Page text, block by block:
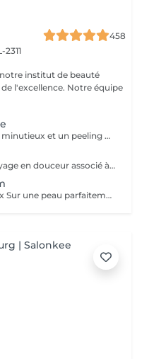
458
institut de beauté
Notre équipe
Phase 1 : Révélation Un nettoyage minutieux et un peeling doux libèrent la peau des impuretés, cellules mortes et excès de sébum. La peau respire à nouveau et retrouve sa douceur naturelle. Phase 2 : Purification & Hydratation La technologie brevetée Vortex-Fusion® aspire délicatement les impuretés tout en infusant des actifs hydratants puissants. Les pores sont nettoyés, la peau est fraîche, repulpée et lumineuse. Phase 3 : Régénération & Éclat Des sérums concentrés en antioxydants, peptides et acide hyaluronique réparent, protègent et revitalisent la peau. Le teint s'illumine, la texture s'affine et l'éclat est instantané. Résultat : Une peau nette, hydratée et rayonnante dès la première séance sans irritation, sans temps d'arrêt, simplement sublime.
Phase 1 : Réveil & Pureté Un nettoyage en douceur associé à un peeling délicat réveille l'éclat naturel de la peau, la libérant des impuretés et des cellules ternes. Phase 2 : Extraction & Hydratation La technologie brevetée Vortex-Fusion® purifie les pores tout en infusant des actifs hautement hydratants. La peau est fraîche, lisse et repulpée. Phase 3 : Régénération sur mesure Des sérums concentrés en antioxydants, peptides et acide hyaluronique régénèrent la peau tandis qu'un booster premium et la lumière LED viennent personnaliser le soin selon vos besoins spécifiques. Résultat : Une peau éclatante, détoxifiée et lumineuse dès la première séance, le glow Faia dans toute sa splendeur.
Phase 1 : Nettoyage & Peeling doux Sur une peau parfaitement démaquillée, un nettoyage délicat élimine impuretés, excès de sébum et cellules mortes. Un peeling léger à base d'acides salicylique et glycolique désincruste les pores en profondeur et aide à prévenir les imperfections. Phase 2 : Extraction & Hydratation Grâce à la technologie brevetée Vortex-Fusion®, une aspiration douce retire points noirs et comédons tout en infusant des actifs hautement hydratants. La peau est instantanément plus nette, repulpée et éclatante. Phase 3 : Infusion, Protection & Détox Des sérums riches en antioxydants, peptides et acide hyaluronique régénèrent la peau, favorisant détoxification et rajeunissement cellulaire. Un drainage lymphatique complète le soin stimulant ainsi la circulation pour un effet détoxifiant et une peau visiblement revitalisée. Résultat : Une peau fraîche, lumineuse et parfaitement hydratée, sans rougeur, sans temps d'arrêt, simplement éclatante.